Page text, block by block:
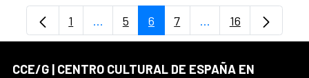
Página
1 ...Páginas intermedias Use TAB para
Página
5 Página
6 Página
7 ...PáginasPágina
16
CCE/G | CENTRO CULTURAL DE ESPAÑA EN